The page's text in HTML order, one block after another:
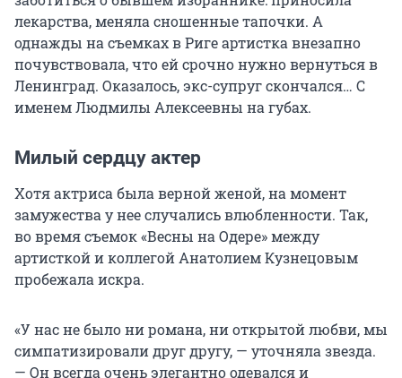
лекарства, меняла сношенные тапочки. А
однажды на съемках в Риге артистка внезапно
почувствовала, что ей срочно нужно вернуться в
Ленинград. Оказалось, экс-супруг скончался… С
именем Людмилы Алексеевны на губах.
Милый сердцу актер
Хотя актриса была верной женой, на момент
замужества у нее случались влюбленности. Так,
во время съемок «Весны на Одере» между
артисткой и коллегой Анатолием Кузнецовым
пробежала искра.
«У нас не было ни романа, ни открытой любви, мы
симпатизировали друг другу, — уточняла звезда.
— Он всегда очень элегантно одевался и